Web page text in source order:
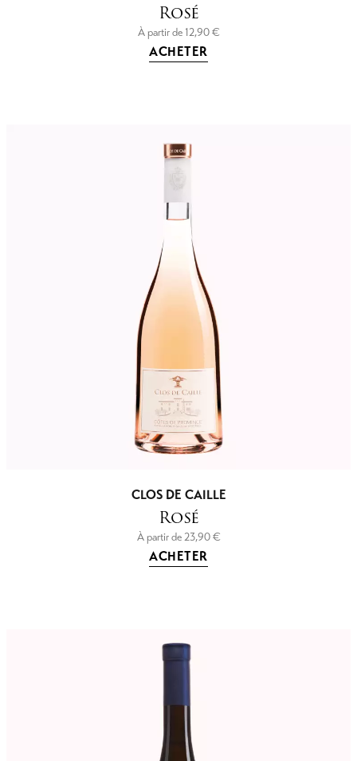
Rosé
À partir de 12,90€
ACHETER
CLOS DE CAILLE
Rosé
À partir de23,90€
ACHETER